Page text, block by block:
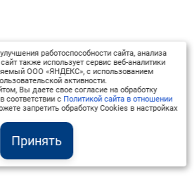
Принять
работоспособности сайта, анализа
также использует сервис веб-аналитики
ООО «ЯНДЕКС», с использованием
активности.
Вы даете свое согласие на обработку
соответствии с Политикой сайта в отношении
запретить обработку Cookies в настройках